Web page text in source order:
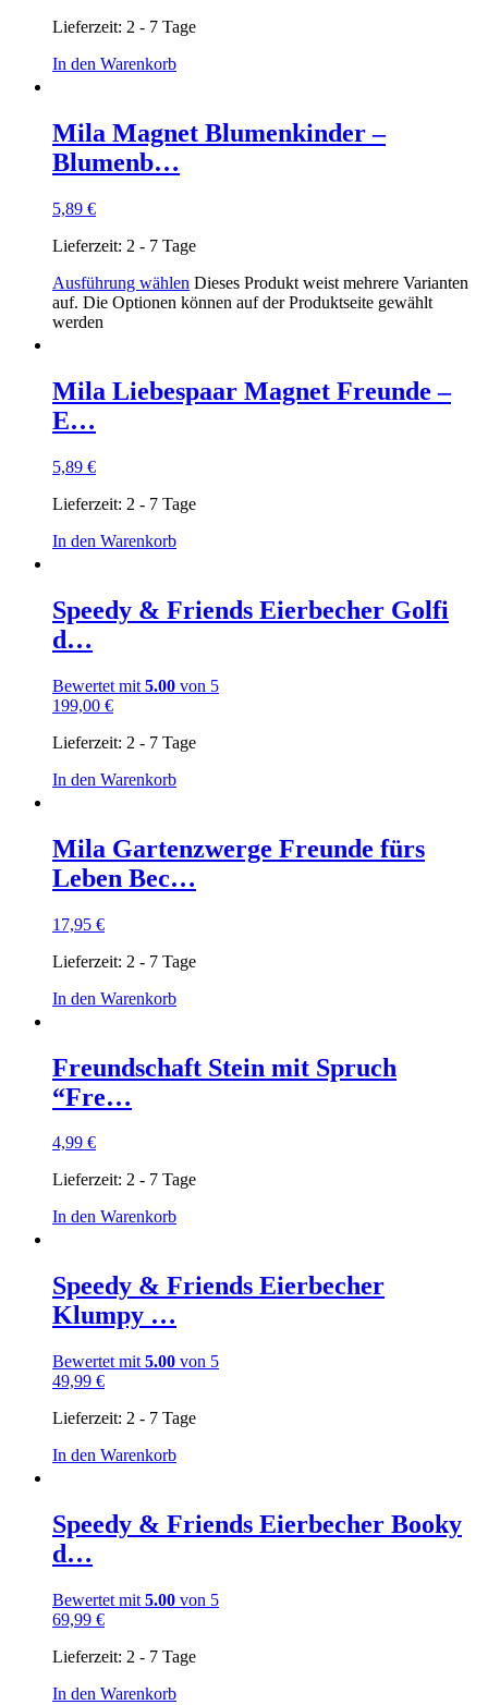
Lieferzeit: 2 - 7 Tage
In den Warenkorb
Mila Magnet Blumenkinder –
Blumenb…
5,89 €
Lieferzeit: 2 - 7 Tage
Ausführung wählen Dieses Produkt weist mehrere Varianten
auf. Die Optionen können auf der Produktseite gewählt
werden
Mila Liebespaar Magnet Freunde –
E…
5,89 €
Lieferzeit: 2 - 7 Tage
In den Warenkorb
Speedy & Friends Eierbecher Golfi
d…
Bewertet mit 5.00 von 5
199,00 €
Lieferzeit: 2 - 7 Tage
In den Warenkorb
Mila Gartenzwerge Freunde fürs
Leben Bec…
17,95 €
Lieferzeit: 2 - 7 Tage
In den Warenkorb
Freundschaft Stein mit Spruch
“Fre…
4,99 €
Lieferzeit: 2 - 7 Tage
In den Warenkorb
Speedy & Friends Eierbecher
Klumpy …
Bewertet mit 5.00 von 5
49,99 €
Lieferzeit: 2 - 7 Tage
In den Warenkorb
Speedy & Friends Eierbecher Booky
d…
Bewertet mit 5.00 von 5
69,99 €
Lieferzeit: 2 - 7 Tage
In den Warenkorb